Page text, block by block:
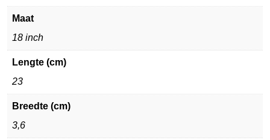
Maat
18 inch
Lengte (cm)
23
Breedte (cm)
3,6